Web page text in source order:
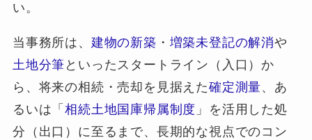
い。
当事務所は、 建物の新築 ・ 増築未登記の解消や
土地分筆 といったスタートライン（入口）か
ら、将来の相続・売却を見据えた確定測量、あ
るいは「相続土地国庫帰属制度 」を活用した処
分（出口）に至るまで、長期的な視点でのコン